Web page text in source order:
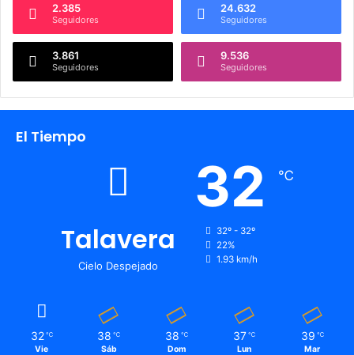
2.385
Seguidores
24.632
Seguidores
3.861
Seguidores
9.536
Seguidores
El Tiempo
Talavera
Cielo Despejado
32 ℃
32º - 32º
22%
1.93 km/h
32 ℃
Vie
38 ℃
Sáb
38 ℃
Dom
37 ℃
Lun
39 ℃
Mar